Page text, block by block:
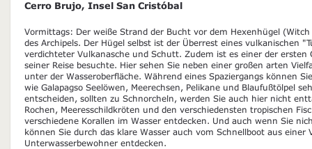
Cerro Brujo, Insel San Cristóbal
Vormittags: Der weiße Strand der Bucht vor dem Hexenhügel
des Archipels. Der Hügel selbst ist der Überrest eines vulkanischen
verdichteter Vulkanasche und Schutt. Zudem ist es einer der ersten
seiner Reise besuchte. Hier sehen Sie neben einer großen arten
unter der Wasseroberfläche. Während eines Spaziergangs können
wie Galapagso Seelöwen, Meerechsen, Pelikane und Blaufußtölpel
entscheiden, sollten zu Schnorcheln, werden Sie auch hier nicht
Rochen, Meeresschildkröten und den verschiedensten tropischen
verschiedene Korallen im Wasser entdecken. Und auch wenn Sie
können Sie durch das klare Wasser auch vom Schnellboot aus einer
Unterwasserbewohner entdecken.